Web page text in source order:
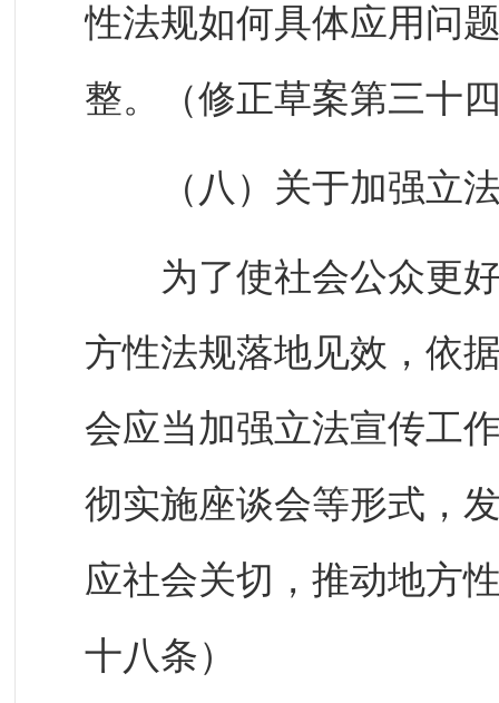
性法规如何具体应用问
整。（修正草案第三十
（八）关于加强立
为了使社会公众更好
方性法规落地见效，依
会应当加强立法宣传工
彻实施座谈会等形式，
应社会关切，推动地方
十八条）